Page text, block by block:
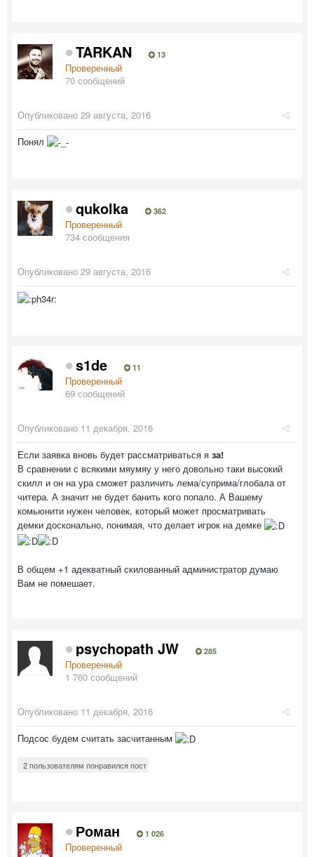
TARKAN 13
Проверенный
70 сообщений
Опубликовано 29 августа, 2016
Понял
qukolka 362
Проверенный
734 сообщения
Опубликовано 29 августа, 2016
s1de 11
Проверенный
69 сообщений
Опубликовано 11 декабря, 2016
Если заявка вновь будет рассматриваться я за!
В сравнении с всякими мяумяу у него довольно таки высокий
скилл и он на ура сможет различить лема/суприма/глобала от
читера. А значит не будет банить кого попало. А Вашему
комьюнити нужен человек, который может просматривать
демки досконально, понимая, что делает игрок на демке
В общем +1 адекватный скилованный администратор думаю
Вам не помешает.
psychopath JW 285
Проверенный
1 760 сообщений
Опубликовано 11 декабря, 2016
Подсос будем считать засчитанным
2 пользователям понравился пост
Роман 1 026
Проверенный